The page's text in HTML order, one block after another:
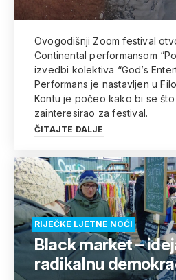
Ovogodišnji Zoom festival
Continental performansom
izvedbi kolektiva “God’s
Performans je nastavljen u
Kontu je počeo kako bi se
zainteresirao za festival.
ČITAJTE DALJE
RIJEČKE LJETNE NOĆI
Black market –
radikalnu